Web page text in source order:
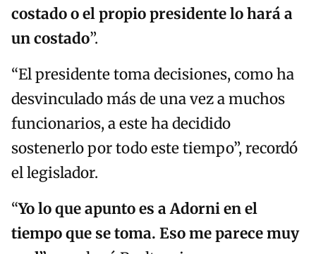
costado o el propio presidente lo hará a
un costado”.
“El presidente toma decisiones, como ha
desvinculado más de una vez a muchos
funcionarios, a este ha decidido
sostenerlo por todo este tiempo”, recordó
el legislador.
“Yo lo que apunto es a Adorni en el
tiempo que se toma. Eso me parece muy